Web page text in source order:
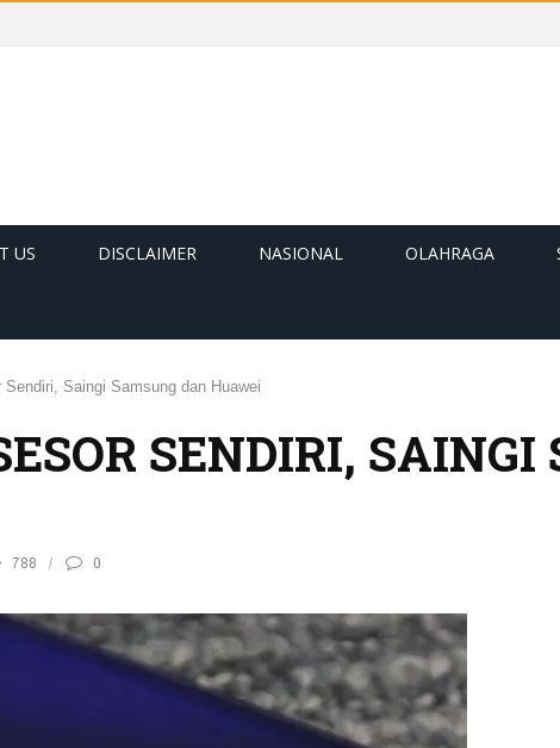
US DISCLAIMER NASIONAL OLAHRAGA
Saingi Samsung dan Huawei
SENDIRI,
788 0